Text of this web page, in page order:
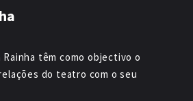
Rainha têm como objectivo o
do teatro com o seu